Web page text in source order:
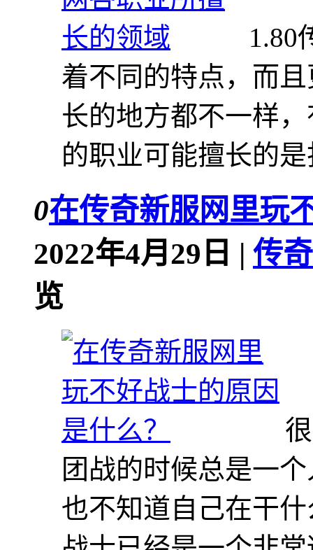
1.80
着不同的特点，而
长的地方都不一样
的职业可能擅长的
0在传奇新服网里玩
2022年4月29日 | 传
览
团战的时候总是一
也不知道自己在干